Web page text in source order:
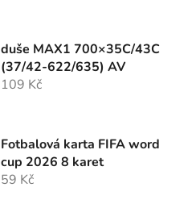
duše MAX1 700×35C/43C
(37/42-622/635) AV
109 Kč
Fotbalová karta FIFA word
cup 2026 8 karet
59 Kč